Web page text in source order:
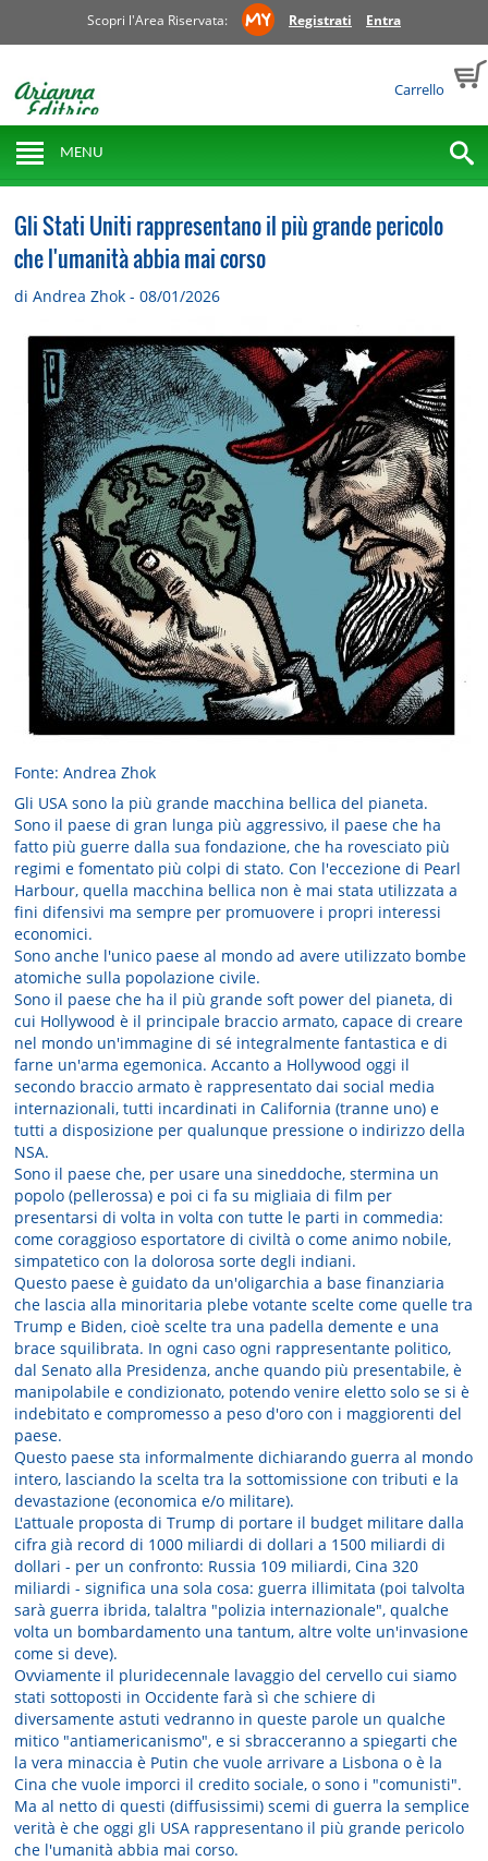
Scopri l'Area Riservata: Registrati Entra
Carrello
MENU
Gli Stati Uniti rappresentano il più grande pericolo
che l'umanità abbia mai corso
di Andrea Zhok - 08/01/2026
Fonte: Andrea Zhok
Gli USA sono la più grande macchina bellica del pianeta.
Sono il paese di gran lunga più aggressivo, il paese che ha
fatto più guerre dalla sua fondazione, che ha rovesciato più
regimi e fomentato più colpi di stato. Con l'eccezione di Pearl
Harbour, quella macchina bellica non è mai stata utilizzata a
fini difensivi ma sempre per promuovere i propri interessi
economici.
Sono anche l'unico paese al mondo ad avere utilizzato bombe
atomiche sulla popolazione civile.
Sono il paese che ha il più grande soft power del pianeta, di
cui Hollywood è il principale braccio armato, capace di creare
nel mondo un'immagine di sé integralmente fantastica e di
farne un'arma egemonica. Accanto a Hollywood oggi il
secondo braccio armato è rappresentato dai social media
internazionali, tutti incardinati in California (tranne uno) e
tutti a disposizione per qualunque pressione o indirizzo della
NSA.
Sono il paese che, per usare una sineddoche, stermina un
popolo (pellerossa) e poi ci fa su migliaia di film per
presentarsi di volta in volta con tutte le parti in commedia:
come coraggioso esportatore di civiltà o come animo nobile,
simpatetico con la dolorosa sorte degli indiani.
Questo paese è guidato da un'oligarchia a base finanziaria
che lascia alla minoritaria plebe votante scelte come quelle tra
Trump e Biden, cioè scelte tra una padella demente e una
brace squilibrata. In ogni caso ogni rappresentante politico,
dal Senato alla Presidenza, anche quando più presentabile, è
manipolabile e condizionato, potendo venire eletto solo se si è
indebitato e compromesso a peso d'oro con i maggiorenti del
paese.
Questo paese sta informalmente dichiarando guerra al mondo
intero, lasciando la scelta tra la sottomissione con tributi e la
devastazione (economica e/o militare).
L'attuale proposta di Trump di portare il budget militare dalla
cifra già record di 1000 miliardi di dollari a 1500 miliardi di
dollari - per un confronto: Russia 109 miliardi, Cina 320
miliardi - significa una sola cosa: guerra illimitata (poi talvolta
sarà guerra ibrida, talaltra "polizia internazionale", qualche
volta un bombardamento una tantum, altre volte un'invasione
come si deve).
Ovviamente il pluridecennale lavaggio del cervello cui siamo
stati sottoposti in Occidente farà sì che schiere di
diversamente astuti vedranno in queste parole un qualche
mitico "antiamericanismo", e si sbracceranno a spiegarti che
la vera minaccia è Putin che vuole arrivare a Lisbona o è la
Cina che vuole imporci il credito sociale, o sono i "comunisti".
Ma al netto di questi (diffusissimi) scemi di guerra la semplice
verità è che oggi gli USA rappresentano il più grande pericolo
che l'umanità abbia mai corso.